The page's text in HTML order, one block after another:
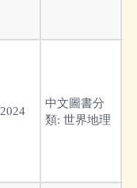
2024
中文圖書分
類: 世界地理